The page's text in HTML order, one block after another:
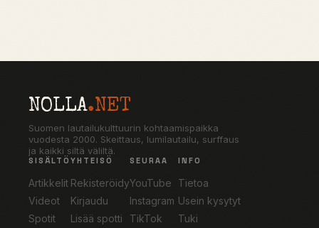
NOLLA.NET
Suomen lautailukulttuurin kohtaamispaikka
vuodesta 2000. Skeittaus, lumilautailu, surffaus
ja kaikki siltä väliltä.
SISÄLTÖ
Artikkelit
Videot
Spotit
YHTEISÖ
Rekisteröidy
Kirjaudu
Lisää spotti
SEURAA
YouTube
Instagram
TikTok
INFO
Tietoa
Usein kysytyt
Tuki